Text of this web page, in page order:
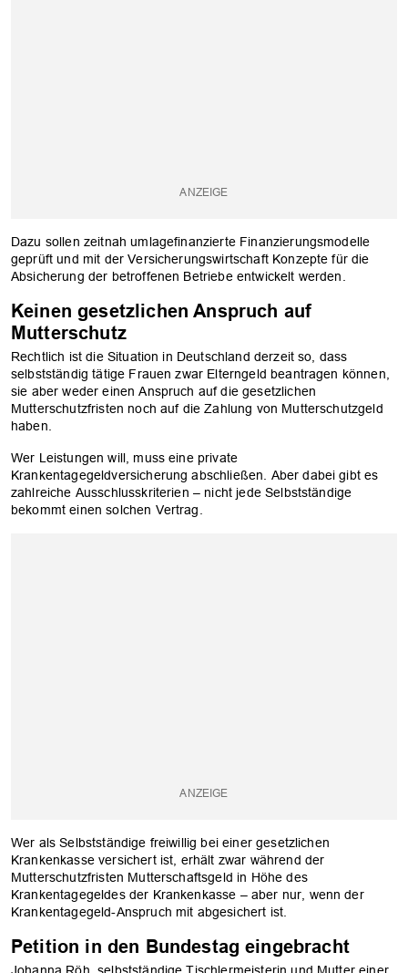
Dazu sollen zeitnah umlagefinanzierte Finanzierungsmodelle
geprüft und mit der Versicherungswirtschaft Konzepte für die
Absicherung der betroffenen Betriebe entwickelt werden.
Keinen gesetzlichen Anspruch auf
Mutterschutz
Rechtlich ist die Situation in Deutschland derzeit so, dass
selbstständig tätige Frauen zwar Elterngeld beantragen können,
sie aber weder einen Anspruch auf die gesetzlichen
Mutterschutzfristen noch auf die Zahlung von Mutterschutzgeld
haben.
Wer Leistungen will, muss eine private
Krankentagegeldversicherung abschließen. Aber dabei gibt es
zahlreiche Ausschlusskriterien – nicht jede Selbstständige
bekommt einen solchen Vertrag.
Wer als Selbstständige freiwillig bei einer gesetzlichen
Krankenkasse versichert ist, erhält zwar während der
Mutterschutzfristen Mutterschaftsgeld in Höhe des
Krankentagegeldes der Krankenkasse – aber nur, wenn der
Krankentagegeld-Anspruch mit abgesichert ist.
Petition in den Bundestag eingebracht